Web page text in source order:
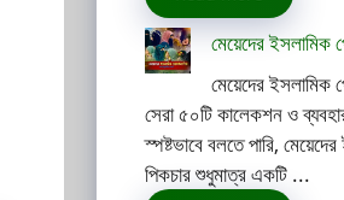
মেয়েদের ইসলামিক
মেয়েদের ইসলামিক
সেরা ৫০টি কালেকশন ও
স্পষ্টভাবে বলতে পারি,
পিকচার শুধুমাত্র একটি ...